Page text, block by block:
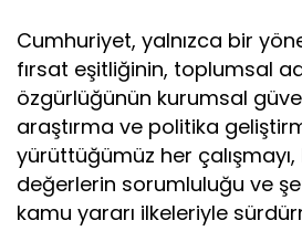
Cumhuriyet, yalnızca bir
fırsat eşitliğinin, toplumsal
özgürlüğünün kurumsal
araştırma ve politika
yürüttüğümüz her
değerlerin sorumluluğu ve
kamu yararı ilkeleriyle